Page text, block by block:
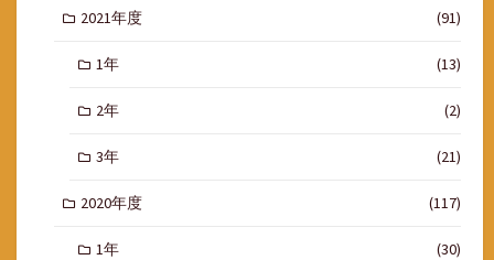
2021年度 (91)
1年 (13)
2年 (2)
3年 (21)
2020年度 (117)
1年 (30)